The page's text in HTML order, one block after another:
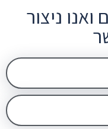
ניצור